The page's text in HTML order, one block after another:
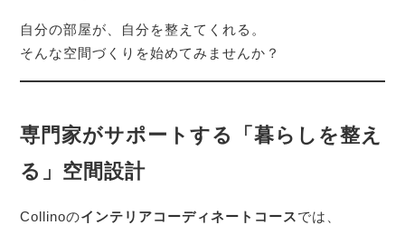
自分の部屋が、自分を整えてくれる。
そんな空間づくりを始めてみませんか？
専門家がサポートする「暮らしを整え
る」空間設計
Collinoのインテリアコーディネートコースでは、